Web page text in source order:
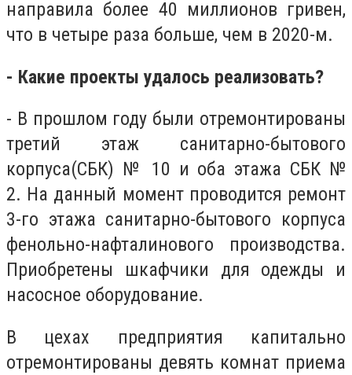
направила более 40 миллионов гривен,
что в четыре раза больше, чем в 2020-м.
- Какие проекты удалось реализовать?
- В прошлом году были отремонтированы
третий этаж санитарно-бытового
корпуса(СБК) № 10 и оба этажа СБК №
2. На данный момент проводится ремонт
3-го этажа санитарно-бытового корпуса
фенольно-нафталинового производства.
Приобретены шкафчики для одежды и
насосное оборудование.
В цехах предприятия капитально
отремонтированы девять комнат приема